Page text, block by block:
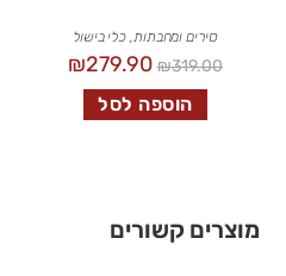
סירים ומחבתות, כלי בישול
₪319.00
₪279.90
הוספה לסל
מוצרים קשורים